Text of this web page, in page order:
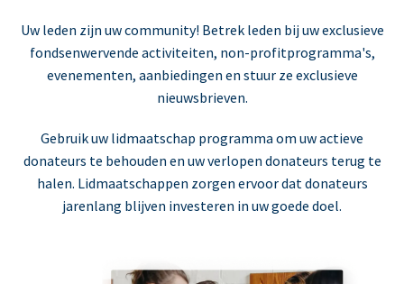
Uw leden zijn uw community! Betrek leden bij uw exclusieve
fondsenwervende activiteiten, non-profitprogramma's,
evenementen, aanbiedingen en stuur ze exclusieve
nieuwsbrieven.
Gebruik uw lidmaatschap programma om uw actieve
donateurs te behouden en uw verlopen donateurs terug te
halen. Lidmaatschappen zorgen ervoor dat donateurs
jarenlang blijven investeren in uw goede doel.